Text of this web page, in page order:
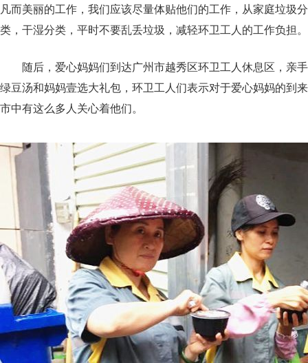
凡而美丽的工作，我们应该尽量体贴他们的工作，从家庭垃圾
类，干湿分类，平时不要乱丢垃圾，减轻环卫工人的工作负担
随后，爱心妈妈们到达广州市越秀区环卫工人休息区，亲
绿豆汤和妈妈壹选大礼包，环卫工人们表示对于爱心妈妈的到
市中有这么多人关心着他们。